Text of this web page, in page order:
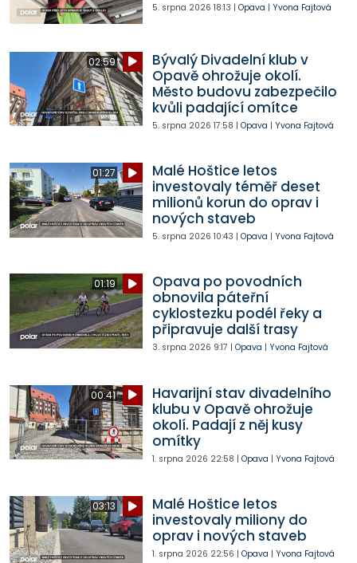
5. srpna 2026 18:13 | Opava | Yvona Fajtová
02:59
Bývalý Divadelní klub v
Opavě ohrožuje okolí.
Město budovu zabezpečilo
kvůli padající omítce
5. srpna 2026 17:58 | Opava | Yvona Fajtová
01:27
Malé Hoštice letos
investovaly téměř deset
milionů korun do oprav i
nových staveb
5. srpna 2026 10:43 | Opava | Yvona Fajtová
01:19
Opava po povodních
obnovila páteřní
cyklostezku podél řeky a
připravuje další trasy
3. srpna 2026 9:17 | Opava | Yvona Fajtová
00:41
Havarijní stav divadelního
klubu v Opavě ohrožuje
okolí. Padají z něj kusy
omítky
1. srpna 2026 22:58 | Opava | Yvona Fajtová
03:13
Malé Hoštice letos
investovaly miliony do
oprav i nových staveb
1. srpna 2026 22:56 | Opava | Yvona Fajtová